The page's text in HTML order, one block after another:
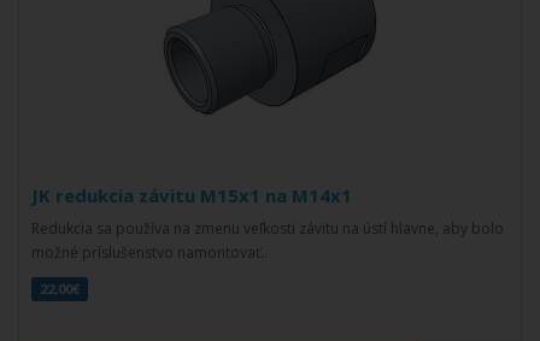
JK redukcia závitu M15x1 na M14x1
Redukcia sa používa na zmenu veľkosti závitu na ústí hlavne, aby bolo
možné príslušenstvo namontovať..
22,00€